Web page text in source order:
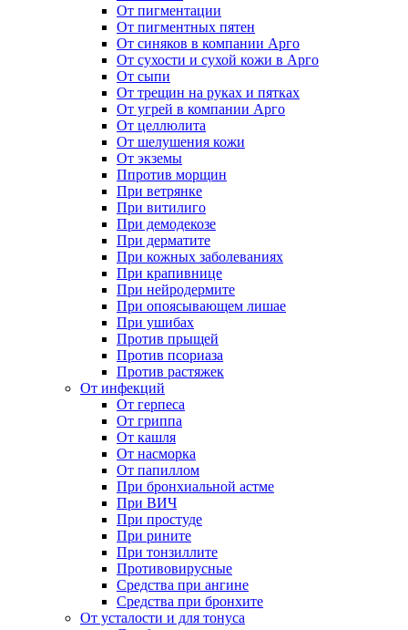
От пигментации
От пигментных пятен
От синяков в компании Арго
От сухости и сухой кожи в Арго
От сыпи
От трещин на руках и пятках
От угрей в компании Арго
От целлюлита
От шелушения кожи
От экземы
Ппротив морщин
При ветрянке
При витилиго
При демодекозе
При дерматите
При кожных заболеваниях
При крапивнице
При нейродермите
При опоясывающем лишае
При ушибах
Против прыщей
Против псориаза
Против растяжек
От инфекций
От герпеса
От гриппа
От кашля
От насморка
От папиллом
При бронхиальной астме
При ВИЧ
При простуде
При рините
При тонзиллите
Противовирусные
Средства при ангине
Средства при бронхите
От усталости и для тонуса